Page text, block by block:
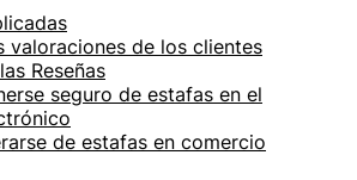
valoraciones de los clientes
Reseñas
seguro de estafas en el
de estafas en comercio